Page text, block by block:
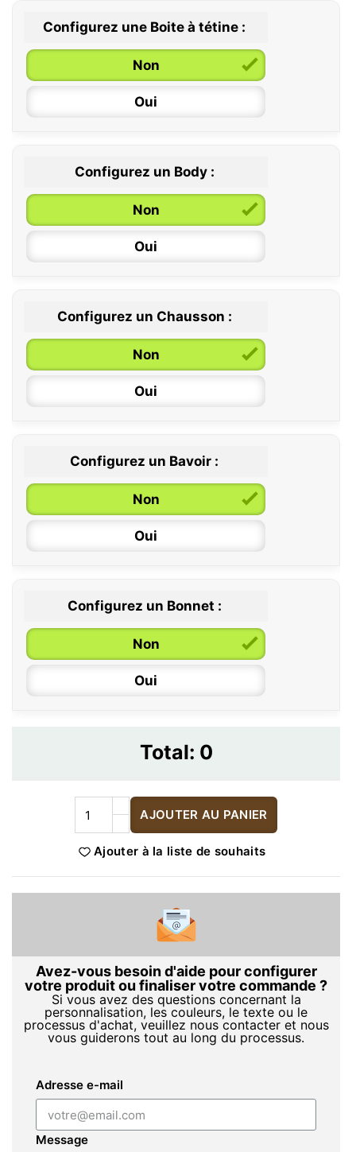
Configurez une Boite à tétine :
Non
Oui
Configurez un Body :
Non
Oui
0 / 6 mois
6 / 12 mois
12 / 18 mois
Configurez un Chausson :
Non
Oui
Configurez un Bavoir :
Non
Oui
Configurez un Bonnet :
Non
Oui
Total: 0
AJOUTER AU PANIER
Ajouter à la liste de souhaits
Avez-vous besoin d'aide pour configurer
votre produit ou finaliser votre commande ?
Si vous avez des questions concernant la
personnalisation, les couleurs, le texte ou le
processus d'achat, veuillez nous contacter et nous
vous guiderons tout au long du processus.
Adresse e-mail
Message